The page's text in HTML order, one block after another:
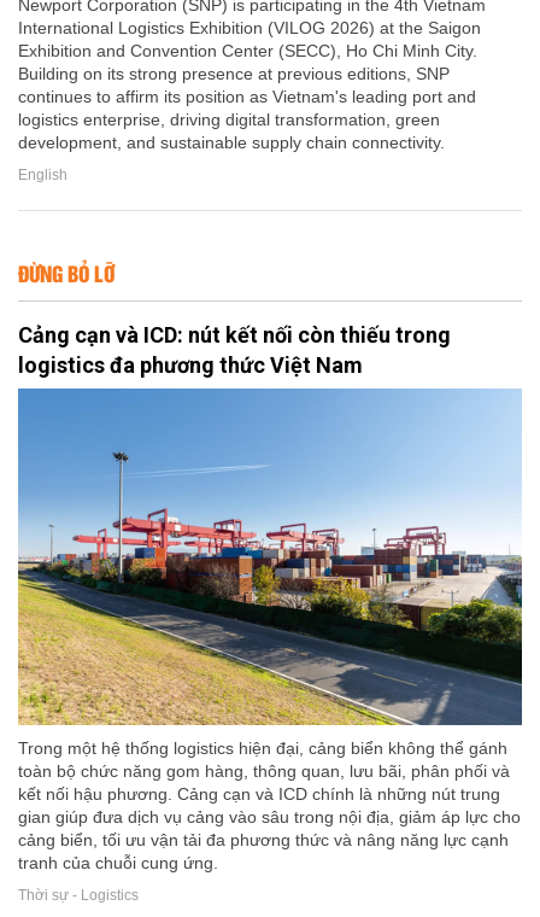
Newport Corporation (SNP) is participating in the 4th Vietnam
International Logistics Exhibition (VILOG 2026) at the Saigon
Exhibition and Convention Center (SECC), Ho Chi Minh City.
Building on its strong presence at previous editions, SNP
continues to affirm its position as Vietnam's leading port and
logistics enterprise, driving digital transformation, green
development, and sustainable supply chain connectivity.
English
ĐỪNG BỎ LỠ
Cảng cạn và ICD: nút kết nối còn thiếu trong
logistics đa phương thức Việt Nam
Trong một hệ thống logistics hiện đại, cảng biển không thể gánh
toàn bộ chức năng gom hàng, thông quan, lưu bãi, phân phối và
kết nối hậu phương. Cảng cạn và ICD chính là những nút trung
gian giúp đưa dịch vụ cảng vào sâu trong nội địa, giảm áp lực cho
cảng biển, tối ưu vận tải đa phương thức và nâng năng lực cạnh
tranh của chuỗi cung ứng.
Thời sự - Logistics